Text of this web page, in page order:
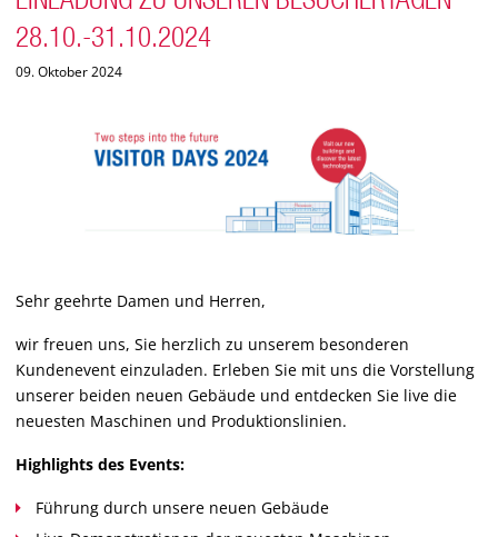
28.10.-31.10.2024
09. Oktober 2024
Sehr geehrte Damen und Herren,
wir freuen uns, Sie herzlich zu unserem besonderen
Kundenevent einzuladen. Erleben Sie mit uns die Vorstellung
unserer beiden neuen Gebäude und entdecken Sie live die
neuesten Maschinen und Produktionslinien.
Highlights des Events:
Führung durch unsere neuen Gebäude